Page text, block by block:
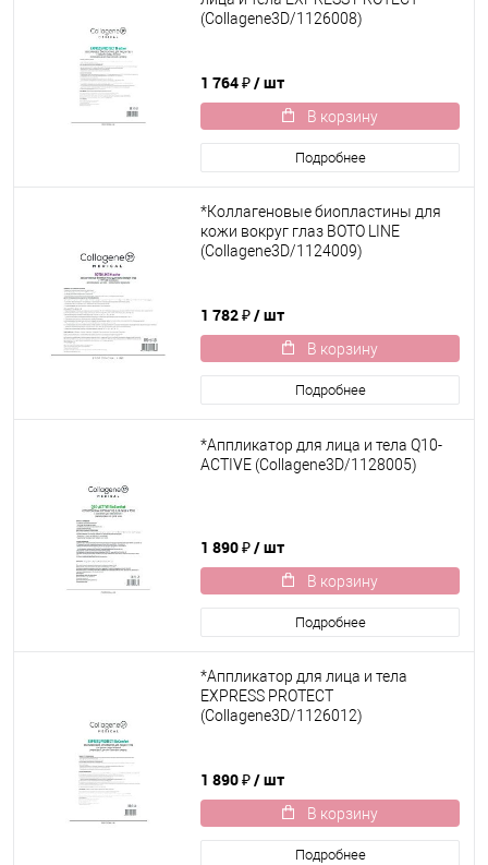
(Collagene3D/1126008)
1 764 ₽/ шт
В корзину
Подробнее
*Коллагеновые биопластины для
кожи вокруг глаз BOTO LINE
(Collagene3D/1124009)
1 782 ₽/ шт
В корзину
Подробнее
*Аппликатор для лица и тела Q10-
ACTIVE (Collagene3D/1128005)
1 890 ₽/ шт
В корзину
Подробнее
*Аппликатор для лица и тела
EXPRESS PROTECT
(Collagene3D/1126012)
1 890 ₽/ шт
В корзину
Подробнее